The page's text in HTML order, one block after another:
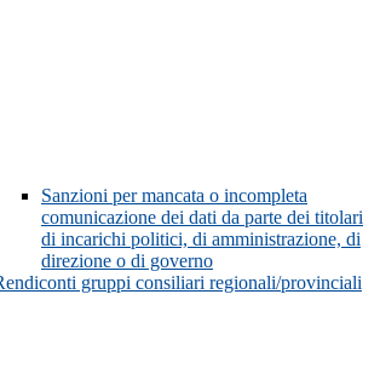
Sanzioni per mancata o incompleta
comunicazione dei dati da parte dei titolari
di incarichi politici, di amministrazione, di
direzione o di governo
gruppi consiliari regionali/provinciali